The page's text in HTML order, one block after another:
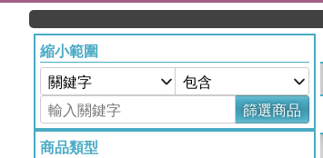
縮小範圍
篩選商品
商品類型